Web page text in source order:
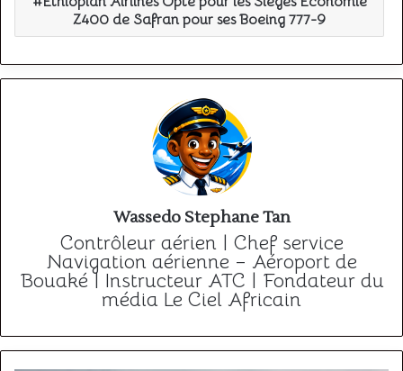
Z400 de Safran pour ses Boeing 777-9
Wassedo Stephane Tan
Contrôleur aérien | Chef service
Navigation aérienne – Aéroport de
Bouaké | Instructeur ATC | Fondateur du
média Le Ciel Africain